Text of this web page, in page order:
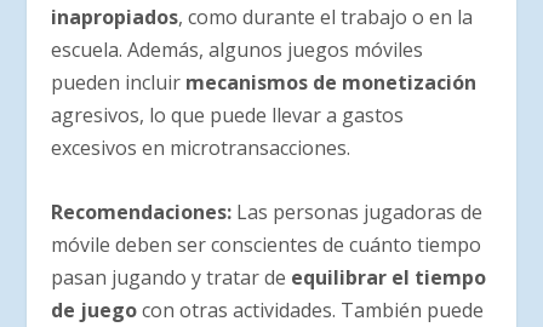
inapropiados, como durante el trabajo o en la
escuela. Además, algunos juegos móviles
pueden incluir mecanismos de monetización
agresivos, lo que puede llevar a gastos
excesivos en microtransacciones.
Recomendaciones: Las personas jugadoras de
móvile deben ser conscientes de cuánto tiempo
pasan jugando y tratar de equilibrar el tiempo
de juegocon otras actividades. También puede